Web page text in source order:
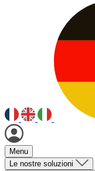
Menu
Le nostre soluzioni